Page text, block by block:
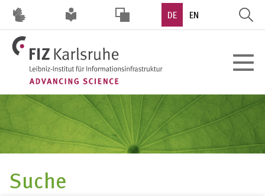
Direkt
zum
Inhalt
KONTRAST
DE EN
Toggle
Suche